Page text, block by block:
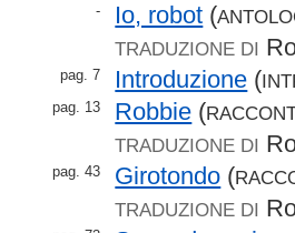
- Io, robot (
TRADUZIONE DI
pag. 7 Introduzione (
pag. 13 Robbie (
TRADUZIONE DI
pag. 43 Girotondo (
TRADUZIONE DI